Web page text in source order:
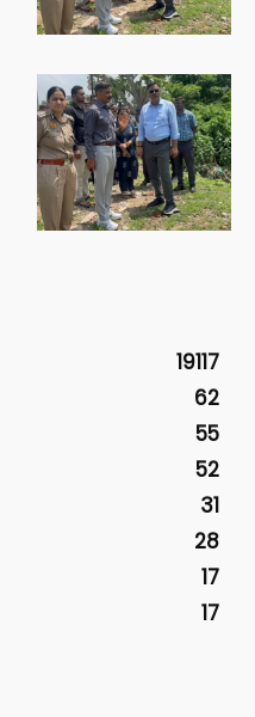
19117
62
55
52
31
28
17
17